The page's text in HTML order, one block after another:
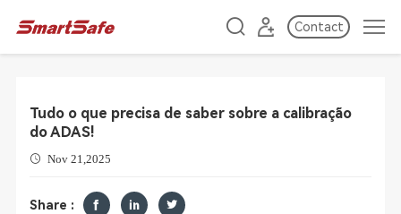
Contact
Tudo o que precisa de saber sobre a calibração
do ADAS!
Nov 21,2025
Share :